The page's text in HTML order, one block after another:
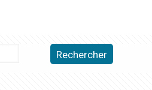
Rechercher